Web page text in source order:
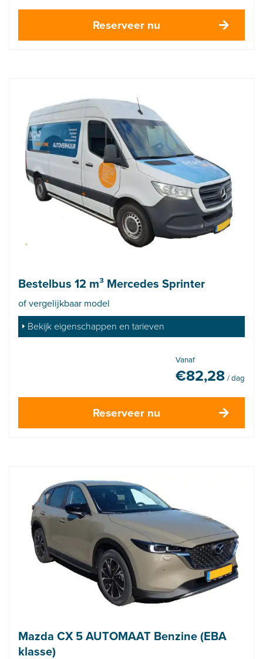
Reserveer nu
Bestelbus 12 m³ Mercedes Sprinter
of vergelijkbaar model
Bekijk eigenschappen en tarieven
Vanaf
€82,28 / dag
Reserveer nu
Mazda CX 5 AUTOMAAT Benzine (EBA
klasse)